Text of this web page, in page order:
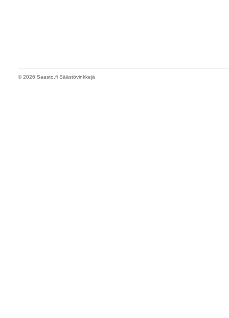
© 2026 Saasto.fi Säästövinkkejä